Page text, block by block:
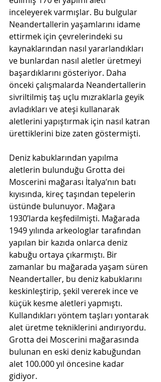
inceleyerek varmışlar. Bu bulgular
Neandertallerin yaşamlarını idame
ettirmek için çevrelerindeki su
kaynaklarından nasıl yararlandıkları
ve bunlardan nasıl aletler üretmeyi
başardıklarını gösteriyor. Daha
önceki çalışmalarda Neandertallerin
sivriltilmiş taş uçlu mızraklarla geyik
avladıkları ve ateşi kullanarak
aletlerini yapıştırmak için nasıl katran
ürettiklerini bize zaten göstermişti.
Deniz kabuklarından yapılma
aletlerin bulunduğu Grotta dei
Moscerini mağarası İtalya’nın batı
kıyısında, kireç taşından tepelerin
üstünde bulunuyor. Mağara
1930’larda keşfedilmişti. Mağarada
1949 yılında arkeologlar tarafından
yapılan bir kazıda onlarca deniz
kabuğu ortaya çıkarmıştı. Bir
zamanlar bu mağarada yaşam süren
Neandertaller, bu deniz kabuklarını
keskinleştirip, şekil vererek ince ve
küçük kesme aletleri yapmıştı.
Kullandıkları yöntem taşları yontarak
alet üretme tekniklerini andırıyordu.
Grotta dei Moscerini mağarasında
bulunan en eski deniz kabuğundan
alet 100.000 yıl öncesine kadar
gidiyor.